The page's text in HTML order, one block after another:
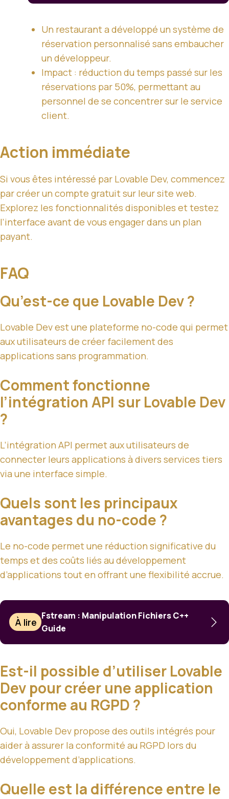
Un restaurant a développé un système de
réservation personnalisé sans embaucher
un développeur.
Impact : réduction du temps passé sur les
réservations par 50%, permettant au
personnel de se concentrer sur le service
client.
Action immédiate
Si vous êtes intéressé par Lovable Dev, commencez
par créer un compte gratuit sur leur site web.
Explorez les fonctionnalités disponibles et testez
l’interface avant de vous engager dans un plan
payant.
FAQ
Qu’est-ce que Lovable Dev ?
Lovable Dev est une plateforme no-code qui permet
aux utilisateurs de créer facilement des
applications sans programmation.
Comment fonctionne
l’intégration API sur Lovable Dev
?
L’intégration API permet aux utilisateurs de
connecter leurs applications à divers services tiers
via une interface simple.
Quels sont les principaux
avantages du no-code ?
Le no-code permet une réduction significative du
temps et des coûts liés au développement
d’applications tout en offrant une flexibilité accrue.
À lire
Fstream : Manipulation Fichiers C++
Guide
Est-il possible d’utiliser Lovable
Dev pour créer une application
conforme au RGPD ?
Oui, Lovable Dev propose des outils intégrés pour
aider à assurer la conformité au RGPD lors du
développement d’applications.
Quelle est la différence entre le